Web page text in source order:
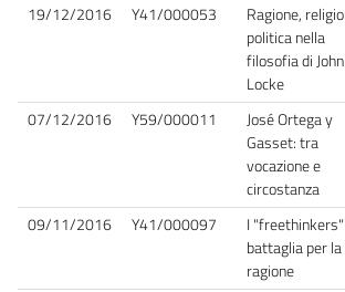
19/12/2016 Y41/000053
Ragione,
politica nella
filosofia di John
Locke
07/12/2016 Y59/000011
José Ortega y
Gasset: tra
vocazione e
circostanza
09/11/2016 Y41/000097
I
battaglia per la
ragione